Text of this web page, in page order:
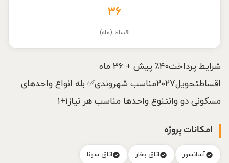
۳۶
اقساط (ماه)
شرایط پرداخت۴۰٪ پیش + ۳۶ ماه
اقساطتحویل۲۰۲۷مناسب شهروندی✅ بله انواع واحدهای
مسکونی دو وانتنوع واحدها مناسب هر نیاز۱+۱
امکانات پروژه
آسانسور اتاق بخار اتاق سونا